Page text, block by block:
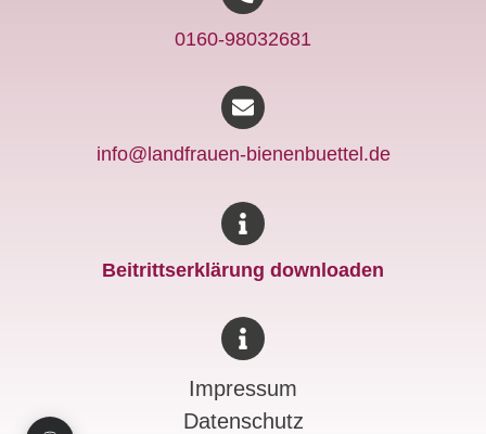
0160-98032681
info@landfrauen-bienenbuettel.de
Beitrittserklärung downloaden
Impressum
Datenschutz